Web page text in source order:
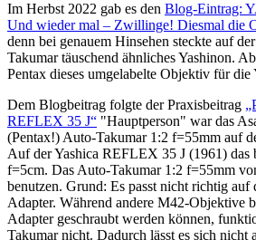
Im Herbst 2022 gab es den Blog-Eintrag:
Und wieder mal – Zwillinge! Diesmal die
denn bei genauem Hinsehen steckte auf
Takumar täuschend ähnliches Yashinon.
Pentax dieses umgelabelte Objektiv für die
Dem Blogbeitrag folgte der Praxisbeitrag
REFLEX 35 J“ "Hauptperson" war das
(Pentax!) Auto-Takumar 1:2 f=55mm auf
Auf der Yashica REFLEX 35 J (1961)
f=5cm. Das Auto-Takumar 1:2 f=55mm
benutzen. Grund: Es passt nicht richtig
Adapter. Während andere M42-Objektive
Adapter geschraubt werden können,
Takumar nicht. Dadurch lässt es sich nicht